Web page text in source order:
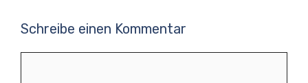
Schreibe einen Kommentar